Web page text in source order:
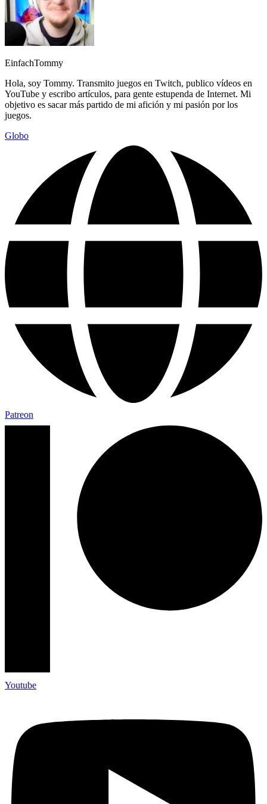
EinfachTommy
Hola, soy Tommy. Transmito juegos en Twitch, publico vídeos en
YouTube y escribo artículos, para gente estupenda de Internet. Mi
objetivo es sacar más partido de mi afición y mi pasión por los
juegos.
Globo
Patreon
Youtube